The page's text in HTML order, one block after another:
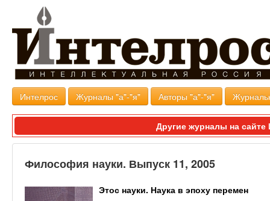
Интелрос Журналы "а"-"я" Авторы "а"-"я"
Другие журналы на
Философия науки. Выпуск 11, 2005
Этос науки. Наука в эпоху перемен